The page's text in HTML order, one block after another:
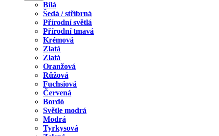
Bílá
Šedá / stříbrná
Přírodní světlá
Přírodní tmavá
Krémová
Zlatá
Zlatá
Oranžová
Růžová
Fuchsiová
Červená
Bordó
Světle modrá
Modrá
Tyrkysová